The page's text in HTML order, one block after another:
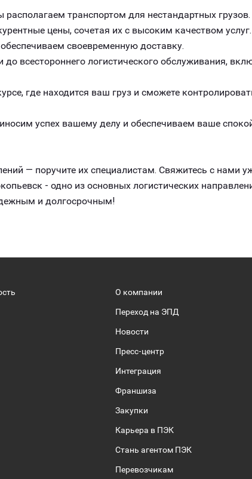
транспортом для нестандартных грузов.
цены, сочетая их с высоким качеством услуг.
своевременную доставку.
всестороннего логистического обслуживания,
где находится ваш груз и сможете
успех вашему делу и обеспечиваем ваше
— поручите их специалистам. Свяжитесь с нами
- одно из основных логистических
и долгосрочным!
О компании
Переход на ЭПД
Новости
Пресс-центр
Интеграция
Франшиза
Закупки
Карьера в ПЭК
Стань агентом ПЭК
Перевозчикам